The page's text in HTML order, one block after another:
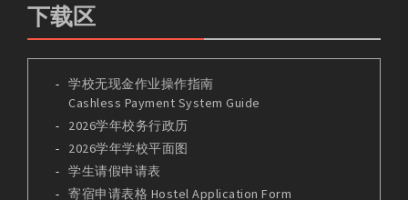
下载区
学校无现金作业操作指南
Cashless Payment System Guide
2026学年校务行政历
2026学年学校平面图
学生请假申请表
寄宿申请表格 Hostel Application Form